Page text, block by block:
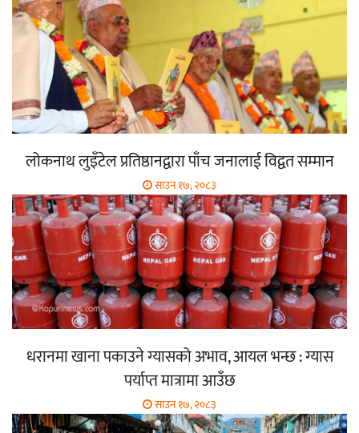
लोकनाथ लुइँटेल प्रतिष्ठानद्वारा पाँच जनालाई विद्वत सम्मान
साउन १७, २०८३
धरानमा खाना पकाउने ग्यासको अभाव, आयल भन्छ : ग्यास
पर्याप्त मात्रामा आउँछ
साउन १७, २०८३